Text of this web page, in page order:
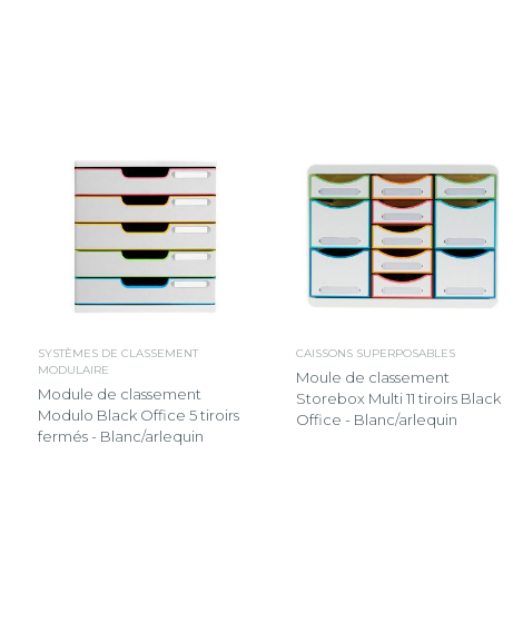
SYSTÈMES DE CLASSEMENT
MODULAIRE
Module de classement
Modulo Black Office 5 tiroirs
fermés - Blanc/arlequin
CAISSONS SUPERPOSABLES
Moule de classement
Storebox Multi 11 tiroirs Black
Office - Blanc/arlequin